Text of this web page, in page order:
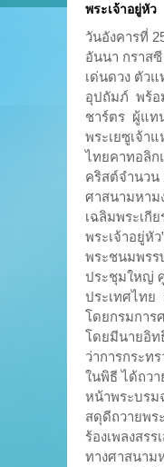
พระเจ้าอยู่หัว
วันอังคารที่
อันนา กราส
เด่นดวง ตัว
อุปถัมภ์ พร้อ
ชาร์ตร ผู้แท
พระเยซูเจ้า
ไทยคาทอลิก
คริสต์จำนวน
ศาสนามหาม
เฉลิมพระเกี
พระเจ้าอยู่หัว
พระชนมพร
ประชุมใหญ่
ประเทศไทย
โดยกรมการ
โดยมีนายอิ
ว่าการกระท
ในพิธี ได้ถว
หน้าพระบร
สดุดีถวายพร
ร้องเพลงสร
ทางศาสนาม